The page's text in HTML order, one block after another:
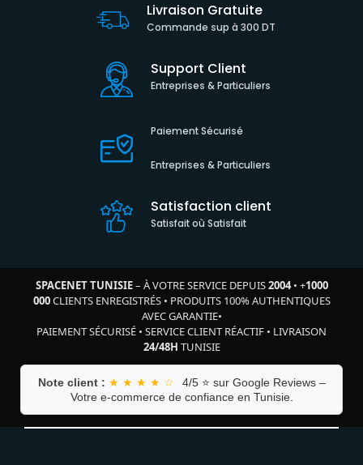
Livraison Gratuite
Commande sup à 300 DT
Support Client
Entreprises & Particuliers
Paiement Sécurisé
Entreprises & Particuliers
Satisfaction client
Satisfait où Satisfait
SPACENET TUNISIE– À VOTRE SERVICE DEPUIS2004• +1000
000CLIENTS ENREGISTRÉS• PRODUITS 100% AUTHENTIQUES
AVEC GARANTIE•
PAIEMENT SÉCURISÉ • SERVICE CLIENT RÉACTIF • LIVRAISON
24/48H TUNISIE
Note client : ★ ★ ★ ★ ☆
4/5 ⭐ sur Google Reviews –
Votre e-commerce de confiance en Tunisie.